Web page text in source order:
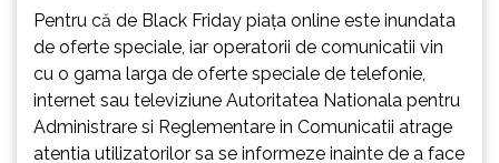
Pentru că de Black Friday piața online este inundata
de oferte speciale, iar operatorii de comunicatii vin
cu o gama larga de oferte speciale de telefonie,
internet sau televiziune Autoritatea Nationala pentru
Administrare si Reglementare in Comunicatii atrage
atentia utilizatorilor sa se informeze inainte de a face